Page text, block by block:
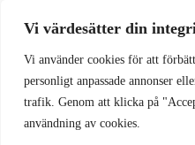
Vi värdesätter din
Vi använder cookies för att
personligt anpassade annonser
trafik. Genom att klicka på
användning av cookies.
Övriga kommentarer